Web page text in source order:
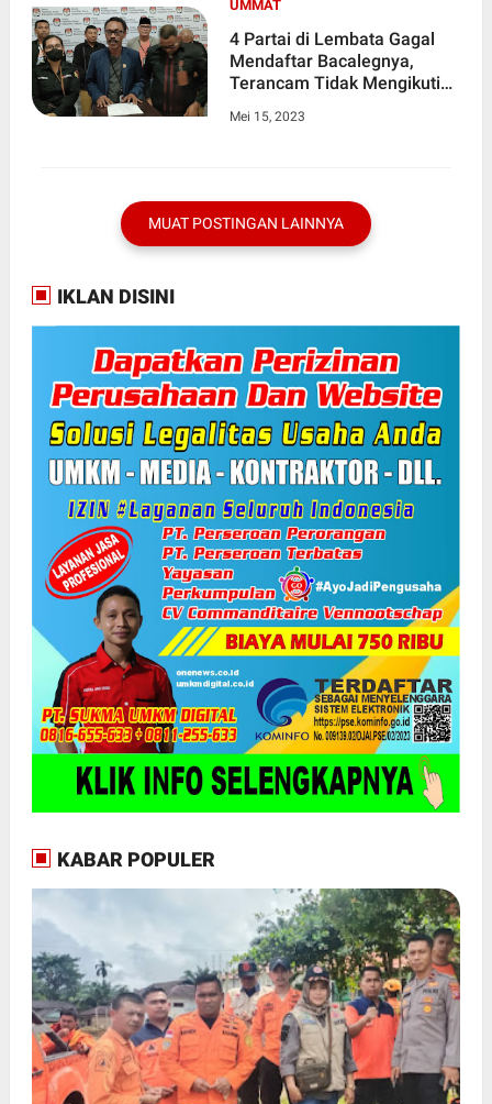
UMMAT
4 Partai di Lembata Gagal
Mendaftar Bacalegnya,
Terancam Tidak Mengikuti
Mei 15, 2023
MUAT POSTINGAN LAINNYA
IKLAN DISINI
KABAR POPULER